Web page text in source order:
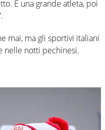
È una grande atleta, poi
mai, ma gli sportivi italiani
nelle notti pechinesi.